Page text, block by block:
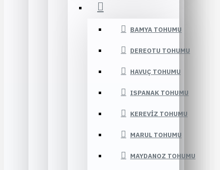
BAMYA TOHUMU
DEREOTU TOHUMU
HAVUÇ TOHUMU
ISPANAK TOHUMU
KEREVIZ TOHUMU
MARUL TOHUMU
MAYDANOZ TOHUMU